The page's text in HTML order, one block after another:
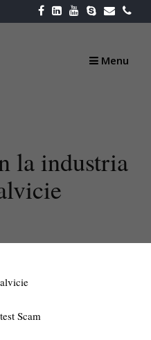
Menu
la industria
Scam